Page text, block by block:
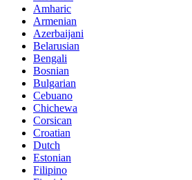
Amharic
Armenian
Azerbaijani
Belarusian
Bengali
Bosnian
Bulgarian
Cebuano
Chichewa
Corsican
Croatian
Dutch
Estonian
Filipino